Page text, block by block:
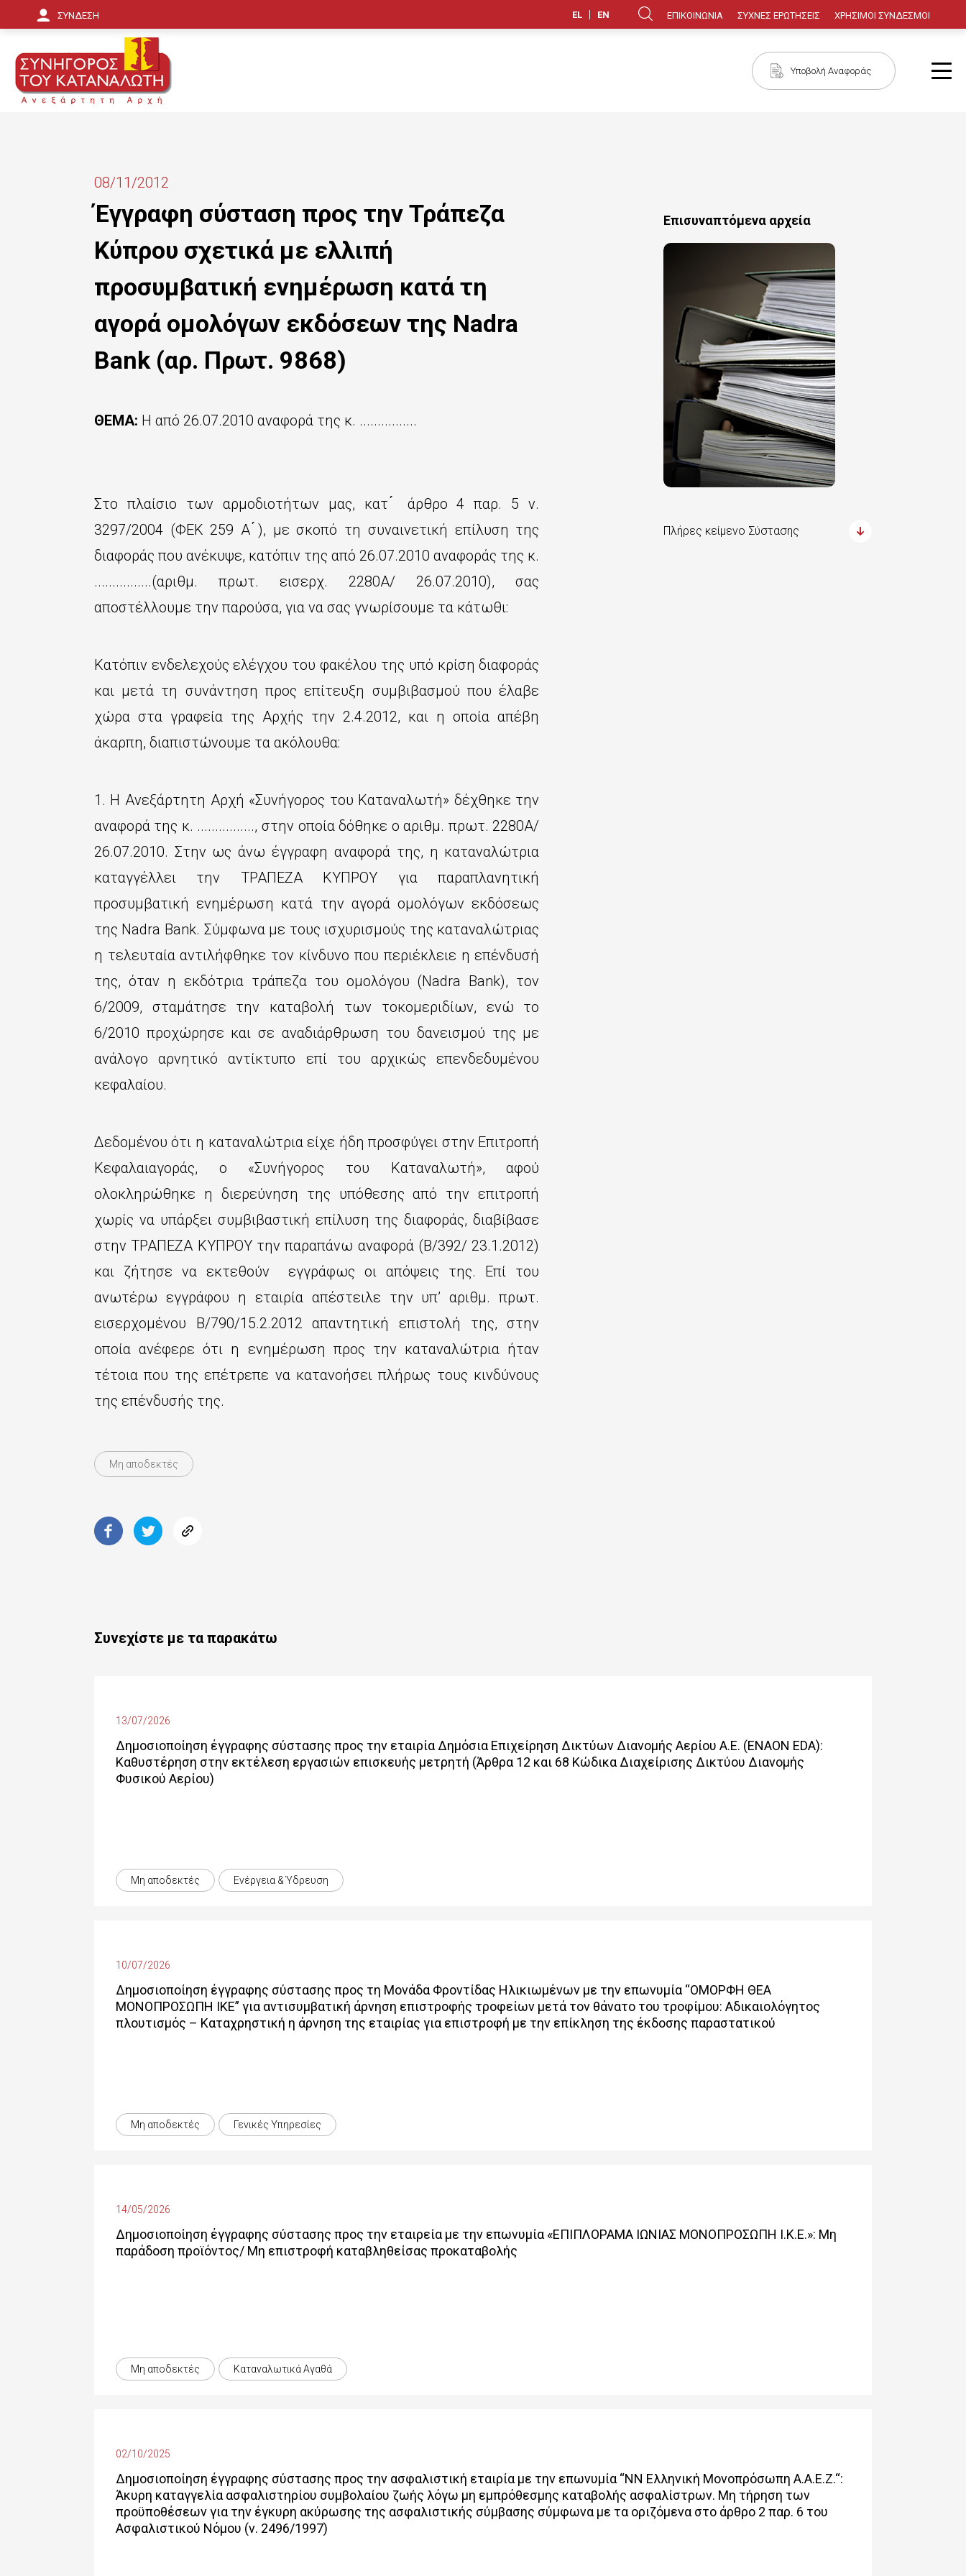
ΣΥΝΔΕΣΗ EL EN
Κεφαλίδα
Πλοήγηση
ΕΠΙΚΟΙΝΩΝΙΑ ΣΥΧΝΕΣ ΕΡΩΤΗΣΕΙΣ ΧΡΗΣΙΜΟΙ ΣΥΝΔΕΣΜΟΙ
Υποβολή Αναφοράς
08/11/2012
Έγγραφη σύσταση προς την Τράπεζα
Κύπρου σχετικά με ελλιπή
προσυμβατική ενημέρωση κατά τη
αγορά ομολόγων εκδόσεων της Nadra
Bank (αρ. Πρωτ. 9868)
ΘΕΜΑ: Η από 26.07.2010 αναφορά της κ. ................
Στο πλαίσιο των αρμοδιοτήτων μας, κατ ́ άρθρο 4 παρ. 5 ν.
3297/2004 (ΦΕΚ 259 Α ́), με σκοπό τη συναινετική επίλυση της
διαφοράς που ανέκυψε, κατόπιν της από 26.07.2010 αναφοράς της κ.
................(αριθμ. πρωτ. εισερχ. 2280Α/ 26.07.2010), σας
αποστέλλουμε την παρούσα, για να σας γνωρίσουμε τα κάτωθι:
Κατόπιν ενδελεχούς ελέγχου του φακέλου της υπό κρίση διαφοράς
και μετά τη συνάντηση προς επίτευξη συμβιβασμού που έλαβε
χώρα στα γραφεία της Αρχής την 2.4.2012, και η οποία απέβη
άκαρπη, διαπιστώνουμε τα ακόλουθα:
1. Η Ανεξάρτητη Αρχή «Συνήγορος του Καταναλωτή» δέχθηκε την
αναφορά της κ. ................, στην οποία δόθηκε ο αριθμ. πρωτ. 2280Α/
26.07.2010. Στην ως άνω έγγραφη αναφορά της, η καταναλώτρια
καταγγέλλει την ΤΡΑΠΕΖΑ ΚΥΠΡΟΥ για παραπλανητική
προσυμβατική ενημέρωση κατά την αγορά ομολόγων εκδόσεως
της Nadra Bank. Σύμφωνα με τους ισχυρισμούς της καταναλώτριας
η τελευταία αντιλήφθηκε τον κίνδυνο που περιέκλειε η επένδυσή
της, όταν η εκδότρια τράπεζα του ομολόγου (Nadra Bank), τον
6/2009, σταμάτησε την καταβολή των τοκομεριδίων, ενώ το
6/2010 προχώρησε και σε αναδιάρθρωση του δανεισμού της με
ανάλογο αρνητικό αντίκτυπο επί του αρχικώς επενδεδυμένου
κεφαλαίου.
Δεδομένου ότι η καταναλώτρια είχε ήδη προσφύγει στην Επιτροπή
Κεφαλαιαγοράς, ο «Συνήγορος του Καταναλωτή», αφού
ολοκληρώθηκε η διερεύνηση της υπόθεσης από την επιτροπή
χωρίς να υπάρξει συμβιβαστική επίλυση της διαφοράς, διαβίβασε
στην ΤΡΑΠΕΖΑ ΚΥΠΡΟΥ την παραπάνω αναφορά (Β/392/ 23.1.2012)
και ζήτησε να εκτεθούν εγγράφως οι απόψεις της. Επί του
ανωτέρω εγγράφου η εταιρία απέστειλε την υπ’ αριθμ. πρωτ.
εισερχομένου Β/790/15.2.2012 απαντητική επιστολή της, στην
οποία ανέφερε ότι η ενημέρωση προς την καταναλώτρια ήταν
τέτοια που της επέτρεπε να κατανοήσει πλήρως τους κινδύνους
της επένδυσής της.
Μη αποδεκτές
Επισυναπτόμενα αρχεία
Πλήρες κείμενο Σύστασης
Συνεχίστε με τα παρακάτω
13/07/2026
Δημοσιοποίηση έγγραφης σύστασης προς την εταιρία Δημόσια Επιχείρηση Δικτύων Διανομής Αερίου Α.Ε. (ENAON EDA):
Καθυστέρηση στην εκτέλεση εργασιών επισκευής μετρητή (Άρθρα 12 και 68 Κώδικα Διαχείρισης Δικτύου Διανομής
Φυσικού Αερίου)
Μη αποδεκτές Ενέργεια & Ύδρευση
10/07/2026
Δημοσιοποίηση έγγραφης σύστασης προς τη Μονάδα Φροντίδας Ηλικιωμένων με την επωνυμία “ΟΜΟΡΦΗ ΘΕΑ
ΜΟΝΟΠΡΟΣΩΠΗ ΙΚΕ” για αντισυμβατική άρνηση επιστροφής τροφείων μετά τον θάνατο του τροφίμου: Αδικαιολόγητος
πλουτισμός – Καταχρηστική η άρνηση της εταιρίας για επιστροφή με την επίκληση της έκδοσης παραστατικού
Μη αποδεκτές Γενικές Yπηρεσίες
14/05/2026
Δημοσιοποίηση έγγραφης σύστασης προς την εταιρεία με την επωνυμία «ΕΠΙΠΛΟΡΑΜΑ ΙΩΝΙΑΣ ΜΟΝΟΠΡΟΣΩΠΗ Ι.Κ.Ε.»: Μη
παράδοση προϊόντος/ Μη επιστροφή καταβληθείσας προκαταβολής
Μη αποδεκτές Καταναλωτικά Αγαθά
02/10/2025
Δημοσιοποίηση έγγραφης σύστασης προς την ασφαλιστική εταιρία με την επωνυμία “NN Ελληνική Μονοπρόσωπη Α.Α.Ε.Ζ.“:
Άκυρη καταγγελία ασφαλιστηρίου συμβολαίου ζωής λόγω μη εμπρόθεσμης καταβολής ασφαλίστρων. Μη τήρηση των
προϋποθέσεων για την έγκυρη ακύρωσης της ασφαλιστικής σύμβασης σύμφωνα με τα οριζόμενα στο άρθρο 2 παρ. 6 του
Ασφαλιστικού Νόμου (ν. 2496/1997)